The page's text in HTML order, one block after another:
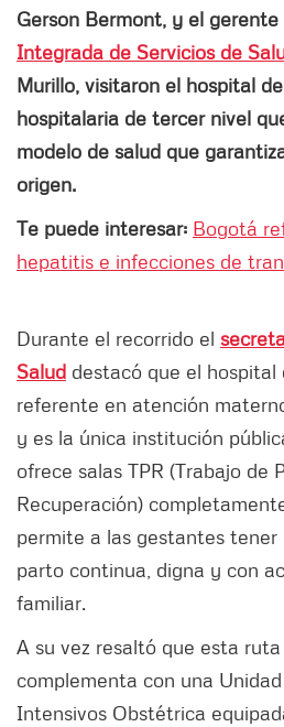
Gerson Bermont, y el gerente
Integrada de Servicios de
Murillo, visitaron el hospital
hospitalaria de tercer nivel
modelo de salud que
origen.
Te puede interesar: Bogotá
hepatitis e infecciones de
Durante el recorrido el
Salud destacó que el hospital
referente en atención
y es la única institución
ofrece salas TPR (Trabajo de
Recuperación)
permite a las gestantes tener
parto continua, digna y con
familiar.
A su vez resaltó que esta
complementa con una
Intensivos Obstétrica